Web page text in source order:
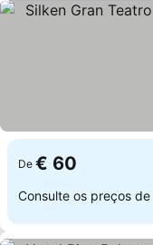
De € 60
Consulte os preços de